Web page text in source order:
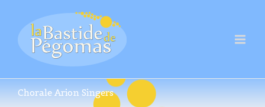
Chorale Arion Singers